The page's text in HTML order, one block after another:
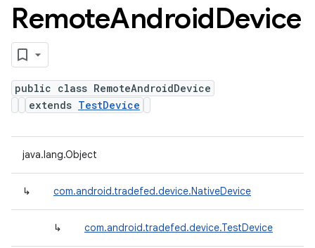
RemoteAndroidDevice
public class RemoteAndroidDevice
extends TestDevice
java.lang.Object
↳ com.android.tradefed.device.NativeDevice
↳ com.android.tradefed.device.TestDevice